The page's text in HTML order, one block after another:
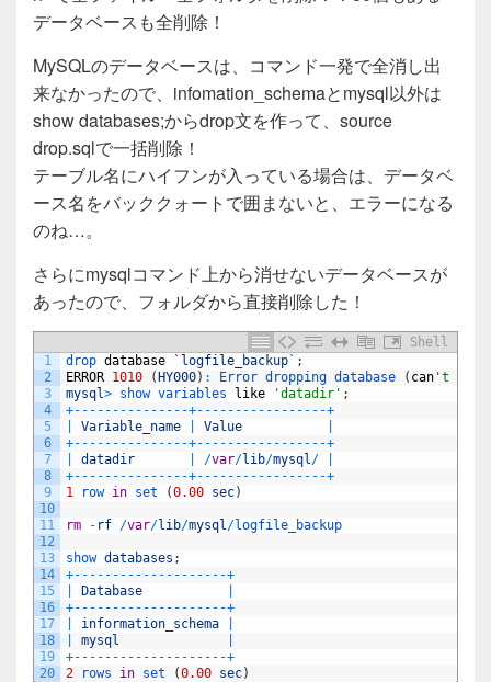
e
b
o
o
k
er
データベースも全削除！
MySQLのデータベースは、コマンド一発で全消し出
来なかったので、infomation_schemaとmysql以外は
show databases;からdrop文を作って、source
drop.sqlで一括削除！
テーブル名にハイフンが入っている場合は、データベ
ース名をバッククォートで囲まないと、エラーになる
のね…。
さらにmysqlコマンド上から消せないデータベースが
あったので、フォルダから直接削除した！
Shell
1
2
3
4
5
6
7
8
9
10
11
12
13
14
15
16
17
18
19
20
drop database ` logfile_backup` ;
ERROR 1010 (HY000) : Error dropping database ( can 't
mysql> show variables like 'datadir' ;
+-- -- -- -- -- -- -- -+-- -- -- -- -- -- -- -- -+
Variable_name Value
+-- -- -- -- -- -- -- -+-- -- -- -- -- -- -- -- -+
datadir /var/lib/mysql/
+-- -- -- -- -- -- -- -+-- -- -- -- -- -- -- -- -+
1
row in set (0.00 sec)
rm - rf /var/lib/mysql/logfile_backup
show databases ;
+-- -- -- -- -- -- -- -- -- --+
Database
+-- -- -- -- -- -- -- -- -- --+
information_schema
mysql
+-- -- -- -- -- -- -- -- -- --+
2
rows in set (0.00 sec)